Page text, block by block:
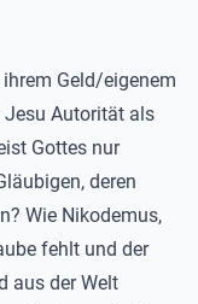
Geld/eigenem
Jesu Autorität als
Gottes nur
, deren
Wie Nikodemus,
fehlt und der
aus der Welt